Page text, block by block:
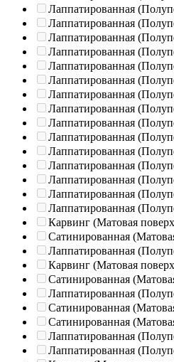
Лаппатированная
Лаппатированная
Лаппатированная
Лаппатированная
Лаппатированная
Лаппатированная
Лаппатированная
Лаппатированная
Лаппатированная
Лаппатированная
Лаппатированная
Лаппатированная
Лаппатированная
Лаппатированная
Лаппатированная
Карвинг (Матовая
Сатинированная
Лаппатированная
Карвинг (Матовая
Сатинированная
Лаппатированная
Сатинированная
Сатинированная
Лаппатированная
Лаппатированная